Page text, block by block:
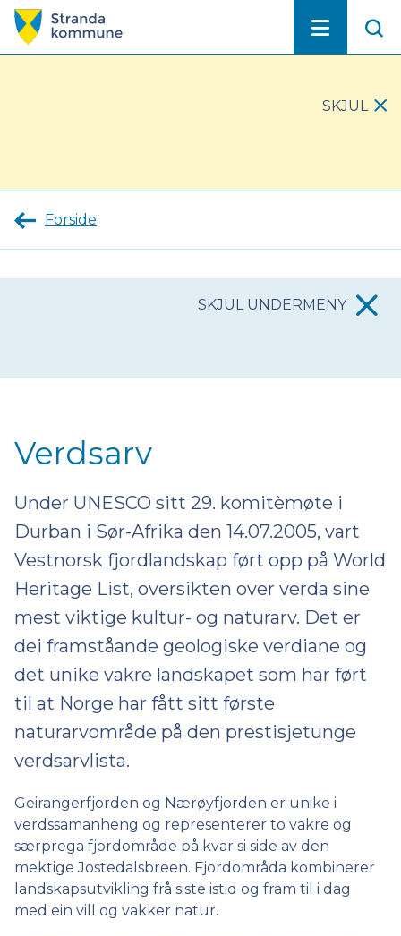
Stranda
MELDING
SKJUL
Forside
SKJUL UNDERMENY
Verdsarv
Under UNESCO sitt 29. komitèmøte i
Durban i Sør-Afrika den 14.07.2005, vart
Vestnorsk fjordlandskap ført opp på World
Heritage List, oversikten over verda sine
mest viktige kultur- og naturarv. Det er
dei framståande geologiske verdiane og
det unike vakre landskapet som har ført
til at Norge har fått sitt første
naturarvområde på den prestisjetunge
verdsarvlista.
Geirangerfjorden og Nærøyfjorden er unike i
verdssamanheng og representerer to vakre og
særprega fjordområde på kvar si side av den
mektige Jostedalsbreen. Fjordområda kombinerer
landskapsutvikling frå siste istid og fram til i dag
med ein vill og vakker natur.